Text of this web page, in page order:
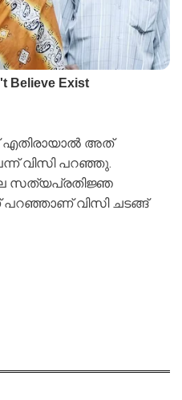
എതിരായാൽ അത്
വിസി പറഞ്ഞു.
സത്യപ്രതിജ്ഞ
പറഞ്ഞാണ് വിസി ചടങ്ങ്